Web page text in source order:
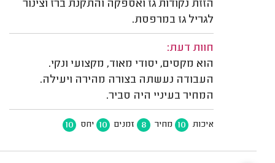
הזזת נקודות גז ואספקה והתקנת ברז וצינור
לגריל גז במרפסת.
חוות דעת:
הוא מקסים, יסודי מאוד, מקצועי ונקי.
העבודה נעשתה בצורה מהירה ויעילה.
המחיר בעיניי היה סביר.
איכות 10 מחיר 8 זמנים 10 יחס 10